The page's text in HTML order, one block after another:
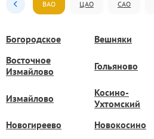
ВАО ЦАО САО
Богородское Вешняки
Восточное
Измайлово
Гольяново
Измайлово
Косино-
Ухтомский
Новогиреево Новокосино